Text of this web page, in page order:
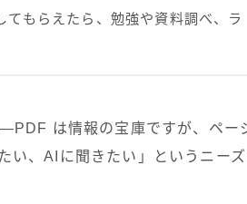
もらえたら、勉強や資料調べ、ラ
は情報の宝庫ですが、ペー
い、AIに聞きたい」というニー